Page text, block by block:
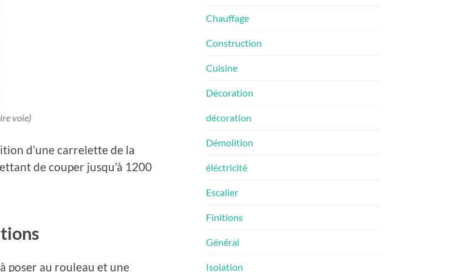
voie)
d’une carrelette de la
de couper jusqu’à 1200
poser au rouleau et une
Chauffage
Construction
Cuisine
Décoration
décoration
Démolition
éléctricité
Escalier
Finitions
Général
Isolation